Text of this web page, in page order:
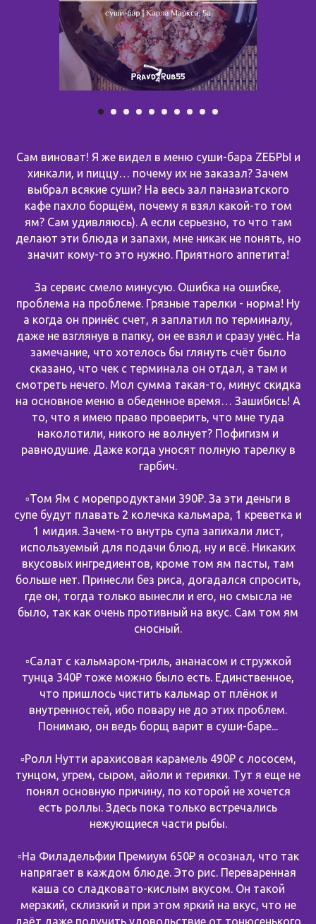
Сам виноват! Я же видел в меню суши-бара ZЕБРЫ и
хинкали, и пиццу… почему их не заказал? Зачем
выбрал всякие суши? На весь зал паназиатского
кафе пахло борщём, почему я взял какой-то том
ям? Сам удивляюсь). А если серьезно, то что там
делают эти блюда и запахи, мне никак не понять, но
значит кому-то это нужно. Приятного аппетита!
За сервис смело минусую. Ошибка на ошибке,
проблема на проблеме. Грязные тарелки - норма! Ну
а когда он принёс счет, я заплатил по терминалу,
даже не взглянув в папку, он ее взял и сразу унёс. На
замечание, что хотелось бы глянуть счёт было
сказано, что чек с терминала он отдал, а там и
смотреть нечего. Мол сумма такая-то, минус скидка
на основное меню в обеденное время… Зашибись! А
то, что я имею право проверить, что мне туда
наколотили, никого не волнует? Пофигизм и
равнодушие. Даже когда уносят полную тарелку в
гарбич.
▫️Том Ям с морепродуктами 390₽. За эти деньги в
супе будут плавать 2 колечка кальмара, 1 креветка и
1 мидия. Зачем-то внутрь супа запихали лист,
используемый для подачи блюд, ну и всё. Никаких
вкусовых ингредиентов, кроме том ям пасты, там
больше нет. Принесли без риса, догадался спросить,
где он, тогда только вынесли и его, но смысла не
было, так как очень противный на вкус. Сам том ям
сносный.
▫️Салат с кальмаром-гриль, ананасом и стружкой
тунца 340₽ тоже можно было есть. Единственное,
что пришлось чистить кальмар от плёнок и
внутренностей, ибо повару не до этих проблем.
Понимаю, он ведь борщ варит в суши-баре...
▫️Ролл Нутти арахисовая карамель 490₽ с лососем,
тунцом, угрем, сыром, айоли и терияки. Тут я еще не
понял основную причину, по которой не хочется
есть роллы. Здесь пока только встречались
нежующиеся части рыбы.
▫️На Филадельфии Премиум 650₽ я осознал, что так
напрягает в каждом блюде. Это рис. Переваренная
каша со сладковато-кислым вкусом. Он такой
мерзкий, склизкий и при этом яркий на вкус, что не
даёт даже получить удовольствие от тонюсенького